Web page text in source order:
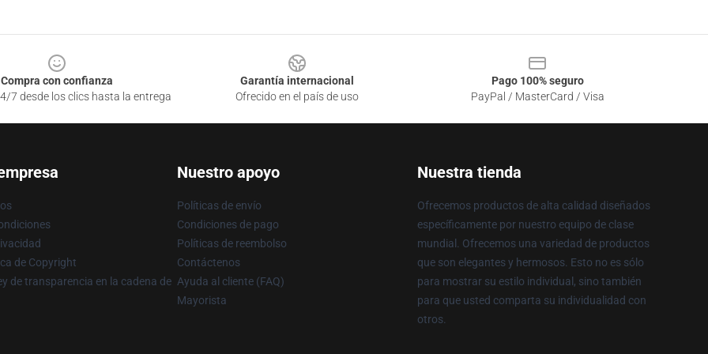
Compra con confianza
7 desde los clics hasta la entrega
Garantía internacional
Ofrecido en el país de uso
Pago 100% seguro
PayPal / MasterCard / Visa
de Copyright
de transparencia en la cadena de
Nuestro apoyo
Políticas de envío
Condiciones de pago
Políticas de reembolso
Contáctenos
Ayuda al cliente (FAQ)
Mayorista
Nuestra tienda
Ofrecemos productos de alta calidad diseñados
específicamente por nuestro equipo de clase
mundial. Ofrecemos una variedad de productos
que son elegantes y hermosos. Esto no es sólo
para mostrar su estilo individual, sino también
para que usted comparta su individualidad con
otros.